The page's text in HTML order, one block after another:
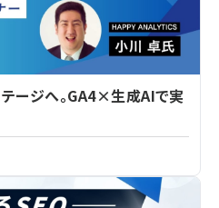
ージへ。GA4×生成AIで実